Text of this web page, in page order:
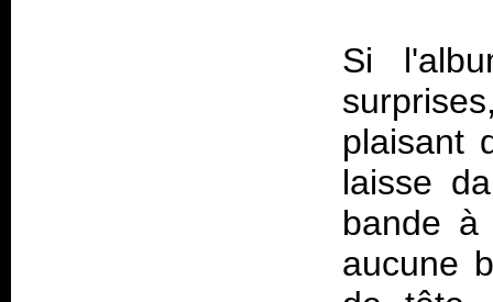
Si
plaisant
laisse
bande
aucune